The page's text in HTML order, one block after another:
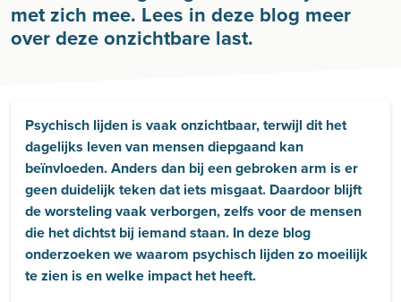
met zich mee. Lees in deze blog meer
over deze onzichtbare last.
Psychisch lijden is vaak onzichtbaar, terwijl dit het
dagelijks leven van mensen diepgaand kan
beïnvloeden. Anders dan bij een gebroken arm is er
geen duidelijk teken dat iets misgaat. Daardoor blijft
de worsteling vaak verborgen, zelfs voor de mensen
die het dichtst bij iemand staan. In deze blog
onderzoeken we waarom psychisch lijden zo moeilijk
te zien is en welke impact het heeft.